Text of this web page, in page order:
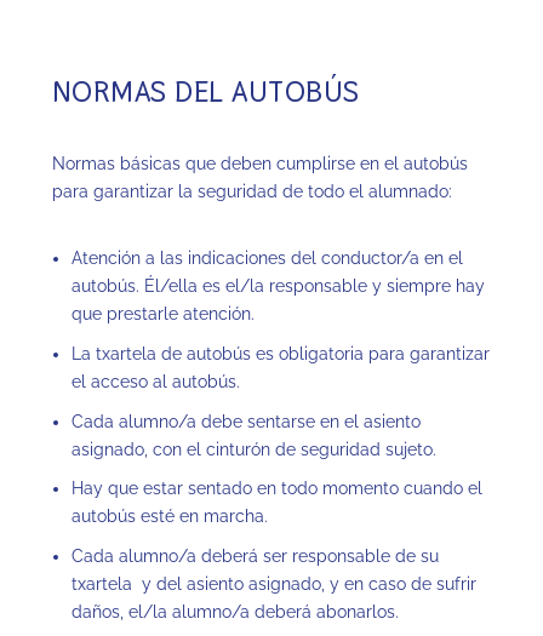
NORMAS DEL AUTOBÚS
Normas básicas que deben cumplirse en el autobús
para garantizar la seguridad de todo el alumnado:
Atención a las indicaciones del conductor/a en el
autobús. Él/ella es el/la responsable y siempre hay
que prestarle atención.
La txartela de autobús es obligatoria para garantizar
el acceso al autobús.
Cada alumno/a debe sentarse en el asiento
asignado, con el cinturón de seguridad sujeto.
Hay que estar sentado en todo momento cuando el
autobús esté en marcha.
Cada alumno/a deberá ser responsable de su
txartela y del asiento asignado, y en caso de sufrir
daños, el/la alumno/a deberá abonarlos.